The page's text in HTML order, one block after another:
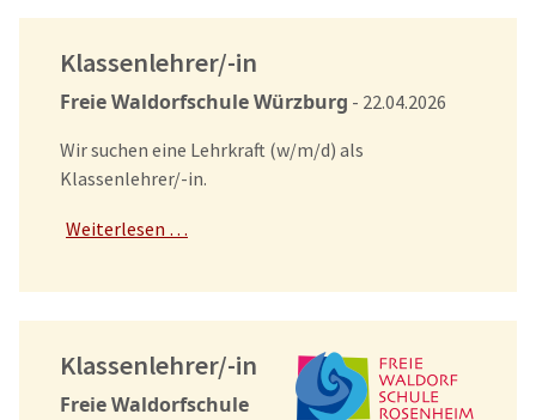
Klassenlehrer/-in
Freie Waldorfschule Würzburg - 22.04.2026
Wir suchen eine Lehrkraft (w/m/d) als
Klassenlehrer/-in.
Weiterlesen …
Klassenlehrer/-in
Freie Waldorfschule